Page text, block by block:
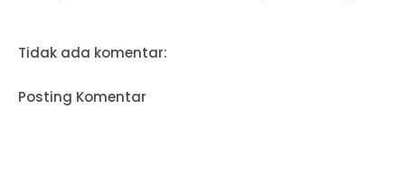
Tidak ada komentar:
Posting Komentar